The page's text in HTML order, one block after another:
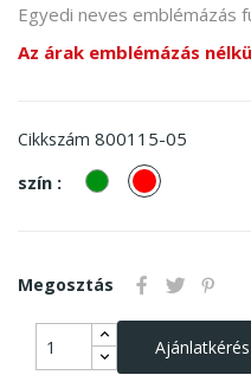
Egyedi neves emblémázás
Az árak emblémázás
Cikkszám 800115-05
szín :
zöld piros
Megosztás
Ajánlatkérés